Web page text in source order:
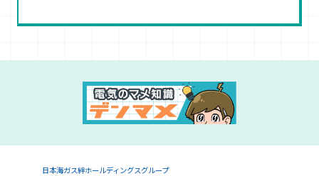
日本海ガス絆ホールディングスグループ